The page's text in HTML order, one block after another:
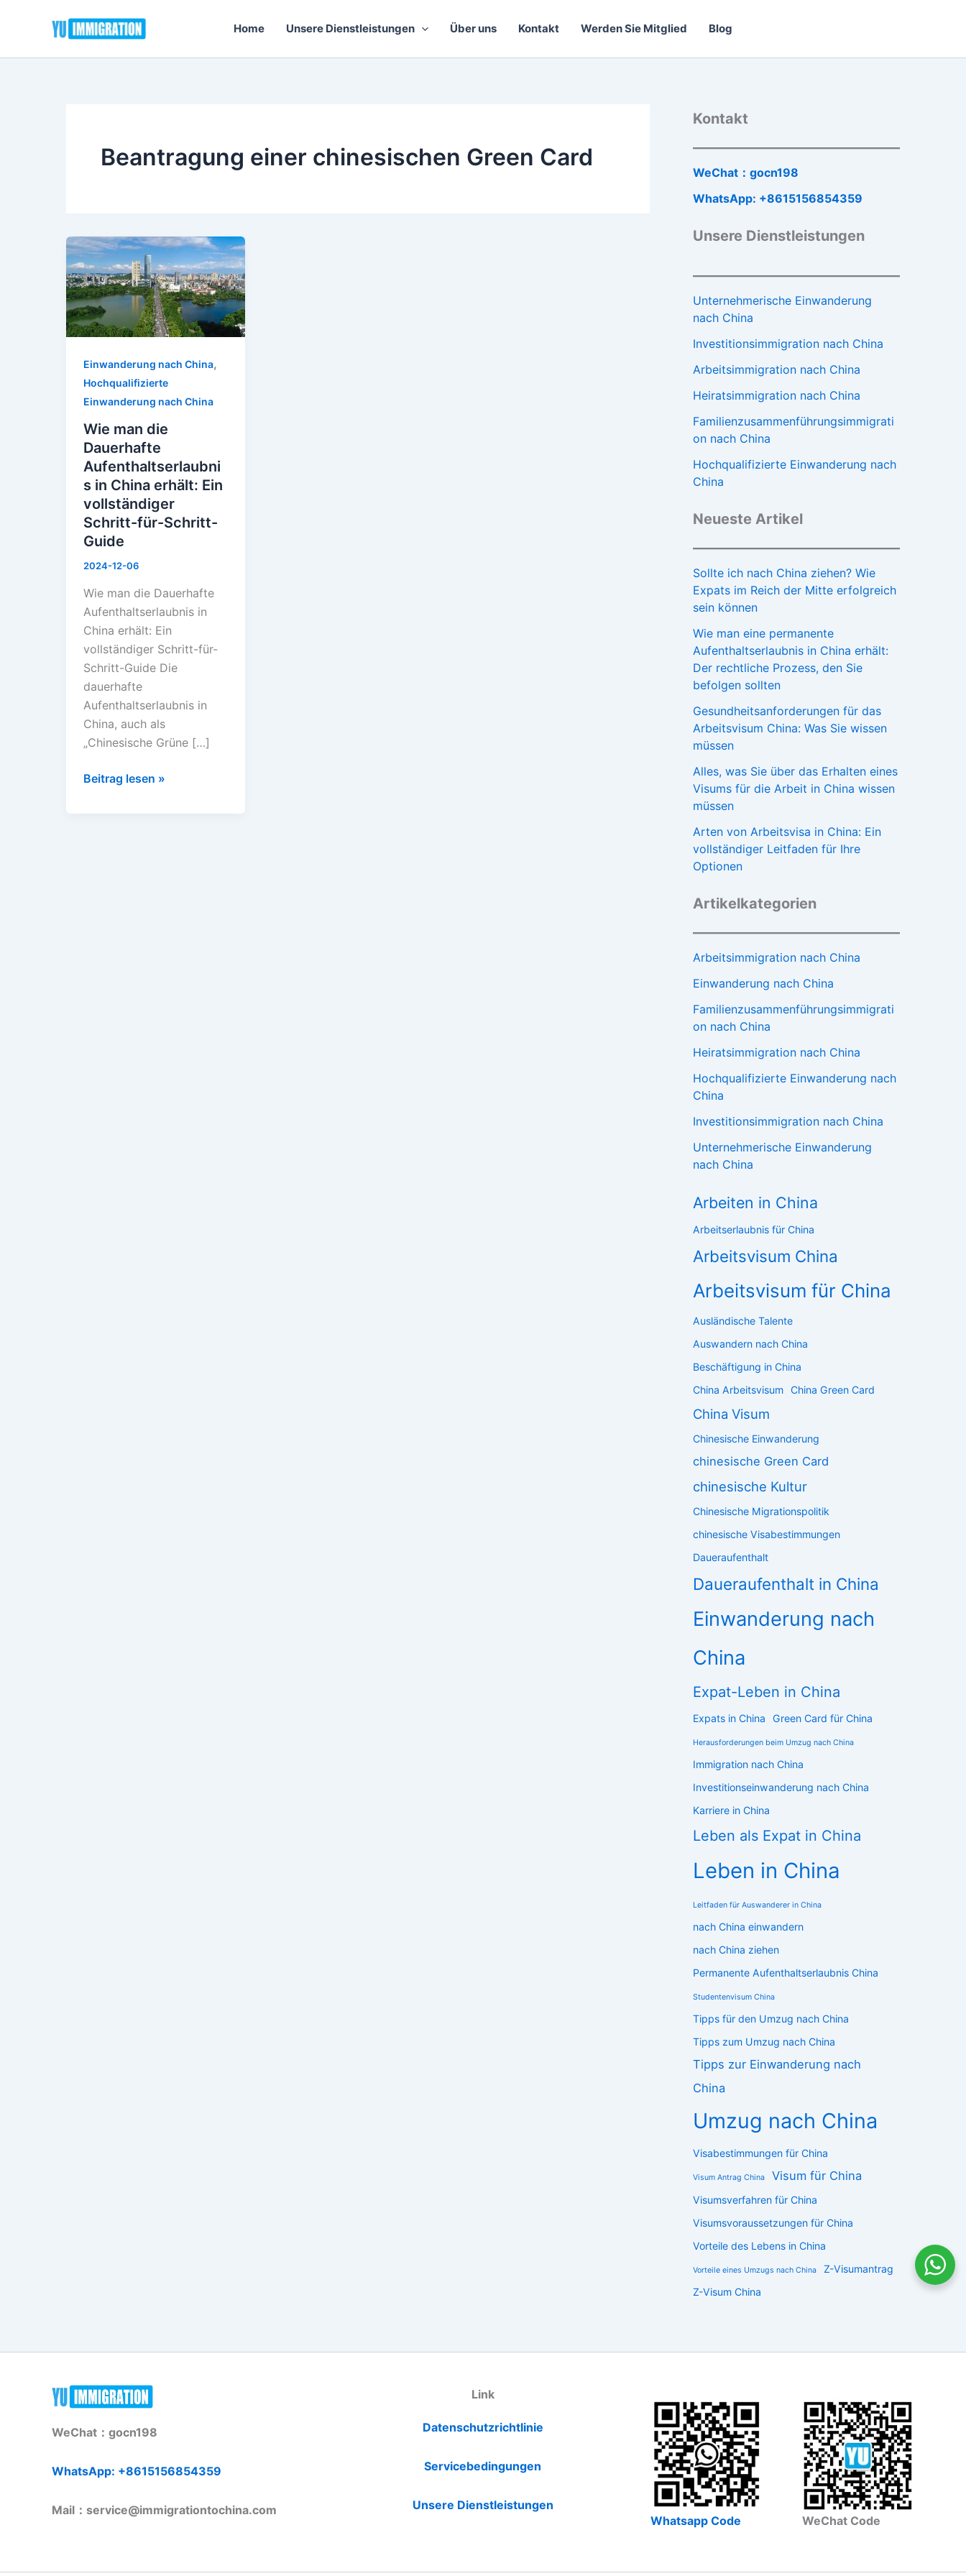
Home Unsere Dienstleistungen Über uns Kontakt Werden Sie Mitglied Blog
Beantragung einer chinesischen Green Card
Einwanderung nach China,
Hochqualifizierte
Einwanderung nach China
Wie man die
Dauerhafte
Aufenthaltserlaubni
s in China erhält: Ein
vollständiger
Schritt-für-Schritt-
Guide
2024-12-06
Wie man die Dauerhafte
Aufenthaltserlaubnis in
China erhält: Ein
vollständiger Schritt-für-
Schritt-Guide Die
dauerhafte
Aufenthaltserlaubnis in
China, auch als
„Chinesische Grüne […]
Wie
man
die
Dauerhafte
Aufenthaltserlaubnis
in
China
erhält:
Ein
Schritt-
für-
Schritt-
Guide
Beitrag lesen »
Kontakt
WeChat：gocn198
WhatsApp: +8615156854359
Unsere Dienstleistungen
Unternehmerische Einwanderung
nach China
Investitionsimmigration nach China
Arbeitsimmigration nach China
Heiratsimmigration nach China
Familienzusammenführungsimmigrati
on nach China
Hochqualifizierte Einwanderung nach
China
Neueste Artikel
Sollte ich nach China ziehen? Wie
Expats im Reich der Mitte erfolgreich
sein können
Wie man eine permanente
Aufenthaltserlaubnis in China erhält:
Der rechtliche Prozess, den Sie
befolgen sollten
Gesundheitsanforderungen für das
Arbeitsvisum China: Was Sie wissen
müssen
Alles, was Sie über das Erhalten eines
Visums für die Arbeit in China wissen
müssen
Arten von Arbeitsvisa in China: Ein
vollständiger Leitfaden für Ihre
Optionen
Artikelkategorien
Arbeitsimmigration nach China
Einwanderung nach China
Familienzusammenführungsimmigrati
on nach China
Heiratsimmigration nach China
Hochqualifizierte Einwanderung nach
China
Investitionsimmigration nach China
Unternehmerische Einwanderung
nach China
Arbeiten in China
Arbeitserlaubnis für China
Arbeitsvisum China
Arbeitsvisum für China
Ausländische Talente
Auswandern nach China
Beschäftigung in China
China Arbeitsvisum China Green Card
China Visum
Chinesische Einwanderung
chinesische Green Card
chinesische Kultur
Chinesische Migrationspolitik
chinesische Visabestimmungen
Daueraufenthalt
Daueraufenthalt in China
Einwanderung nach
China
Expat-Leben in China
Expats in China Green Card für China
Herausforderungen beim Umzug nach China
Immigration nach China
Investitionseinwanderung nach China
Karriere in China
Leben als Expat in China
Leben in China
Leitfaden für Auswanderer in China
nach China einwandern
nach China ziehen
Permanente Aufenthaltserlaubnis China
Studentenvisum China
Tipps für den Umzug nach China
Tipps zum Umzug nach China
Tipps zur Einwanderung nach
China
Umzug nach China
Visabestimmungen für China
Visum Antrag China Visum für China
Visumsverfahren für China
Visumsvoraussetzungen für China
Vorteile des Lebens in China
Vorteile eines Umzugs nach China
Z-Visumantrag
Z-Visum China
WeChat：gocn198
WhatsApp: +8615156854359
Mail：service@immigrationtochina.com
Link
Datenschutzrichtlinie
Servicebedingungen
Unsere Dienstleistungen
Whatsapp Code
WeChat Code